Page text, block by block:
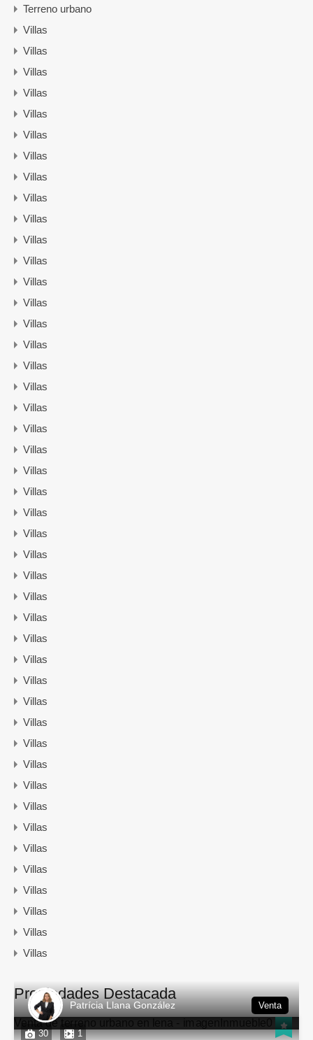
Terreno urbano
Villas
Villas
Villas
Villas
Villas
Villas
Villas
Villas
Villas
Villas
Villas
Villas
Villas
Villas
Villas
Villas
Villas
Villas
Villas
Villas
Villas
Villas
Villas
Villas
Villas
Villas
Villas
Villas
Villas
Villas
Villas
Villas
Villas
Villas
Villas
Villas
Villas
Villas
Villas
Villas
Villas
Villas
Villas
Villas
Villas
Propiedades Destacada
30 1
Patrícia Llana González Venta